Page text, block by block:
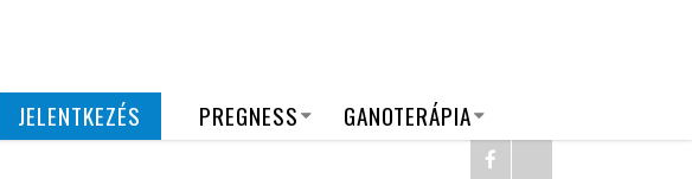
JELENTKEZÉS PREGNESS GANOTERÁPIA